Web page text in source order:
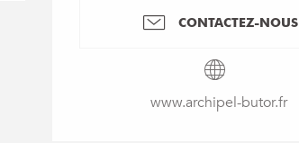
CONTACTEZ-NOUS
www.archipel-butor.fr